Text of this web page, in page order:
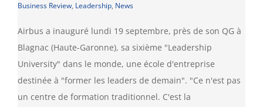
Business Review, Leadership, News
Airbus a inauguré lundi 19 septembre, près de son QG à
Blagnac (Haute-Garonne), sa sixième "Leadership
University" dans le monde, une école d'entreprise
destinée à "former les leaders de demain". "Ce n'est pas
un centre de formation traditionnel. C'est la